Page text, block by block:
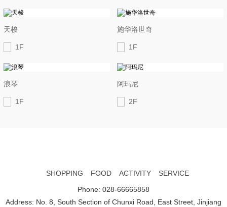
天梭
1F
施华洛世奇
1F
浪琴
1F
阿玛尼
2F
SHOPPING FOOD ACTIVITY
SERVICE
Phone: 028-66665858
Address: No. 8, South Section of Chunxi Road, East Street, Jinjiang